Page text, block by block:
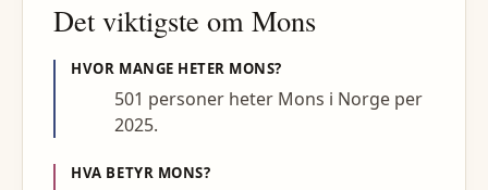
Det viktigste om Mons
HVOR MANGE HETER MONS?
501 personer heter Mons i Norge per
2025.
HVA BETYR MONS?